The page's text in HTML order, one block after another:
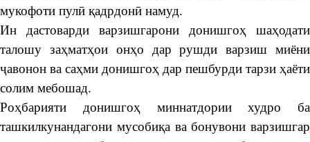
мукофоти пулӣ қадрдонӣ намуд.
Ин дастоварди варзишгарони донишгоҳ шаҳодати
талошу заҳматҳои онҳо дар рушди варзиш миёни
ҷавонон ва саҳми донишгоҳ дар пешбурди тарзи ҳаёти
солим мебошад.
Роҳбарияти донишгоҳ миннатдории худро ба
ташкилкунандагони мусобиқа ва бонувони варзишгар